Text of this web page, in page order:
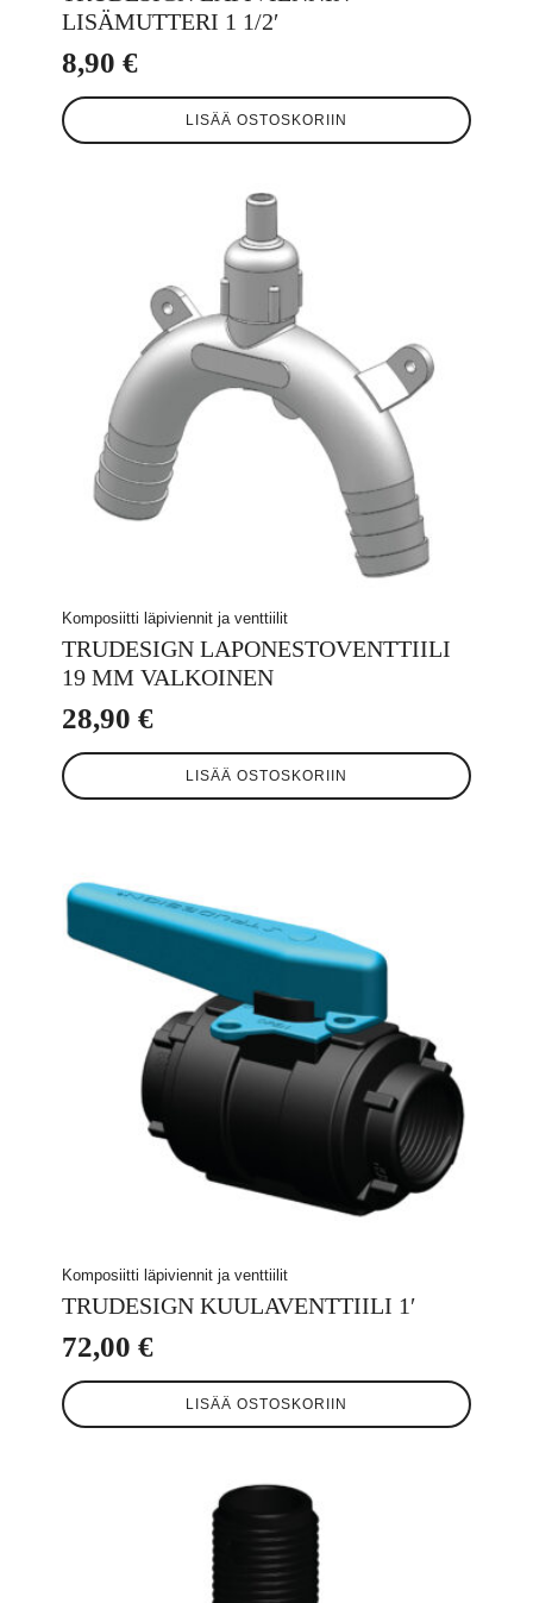
LISÄMUTTERI 1 1/2′
8,90 €
LISÄÄ OSTOSKORIIN
Komposiitti läpiviennit ja venttiilit
TRUDESIGN LAPONESTOVENTTIILI
19 MM VALKOINEN
28,90 €
LISÄÄ OSTOSKORIIN
Komposiitti läpiviennit ja venttiilit
TRUDESIGN KUULAVENTTIILI 1′
72,00 €
LISÄÄ OSTOSKORIIN